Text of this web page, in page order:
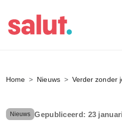
Home Nieuws Verder zonder
Nieuws Gepubliceerd: 23